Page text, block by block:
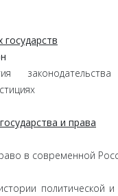
и права
в современной
политической